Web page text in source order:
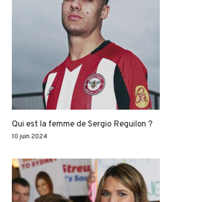
Qui est la femme de Sergio Reguilon ?
10 juin 2024